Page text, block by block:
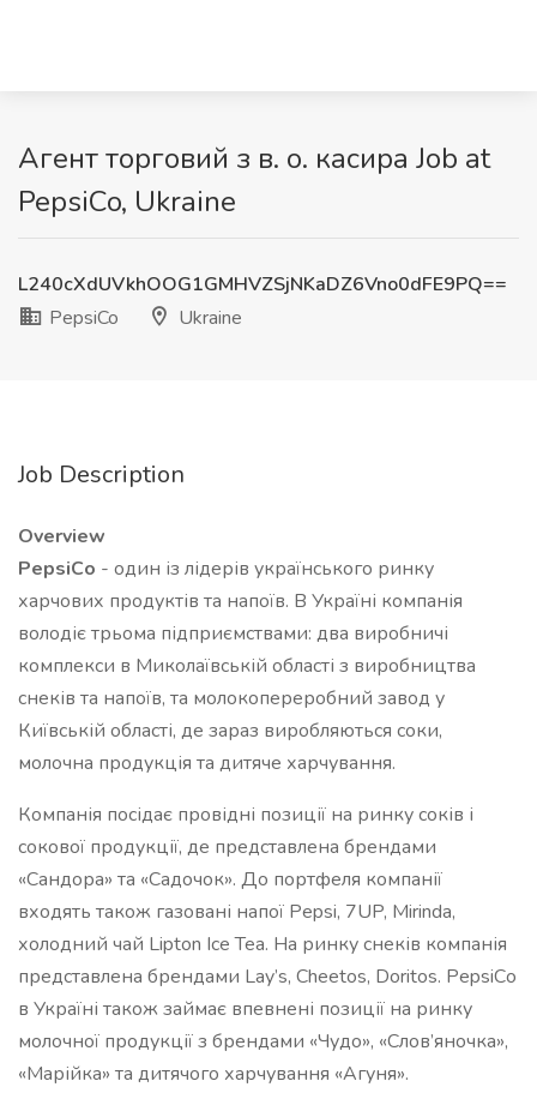
Агент торговий з в. о. касира Job at
PepsiCo, Ukraine
L240cXdUVkhOOG1GMHVZSjNKaDZ6Vno0dFE9PQ==
PepsiCo
Ukraine
Job Description
Overview
PepsiСo - один із лідерів українського ринку
харчових продуктів та напоїв. В Україні компанія
володіє трьома підприємствами: два виробничі
комплекси в Миколаївській області з виробництва
снеків та напоїв, та молокопереробний завод у
Київській області, де зараз виробляються соки,
молочна продукція та дитяче харчування.
Компанія посідає провідні позиції на ринку соків і
сокової продукції, де представлена брендами
«Сандора» та «Садочок». До портфеля компанії
входять також газовані напої Pepsi, 7UP, Mirinda,
холодний чай Lipton Ice Tea. На ринку снеків компанія
представлена брендами Lay’s, Cheetos, Doritos. PepsiСo
в Україні також займає впевнені позиції на ринку
молочної продукції з брендами «Чудо», «Слов’яночка»,
«Марійка» та дитячого харчування «Агуня».